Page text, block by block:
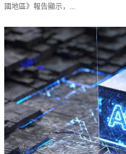
國地區》報告顯示，...